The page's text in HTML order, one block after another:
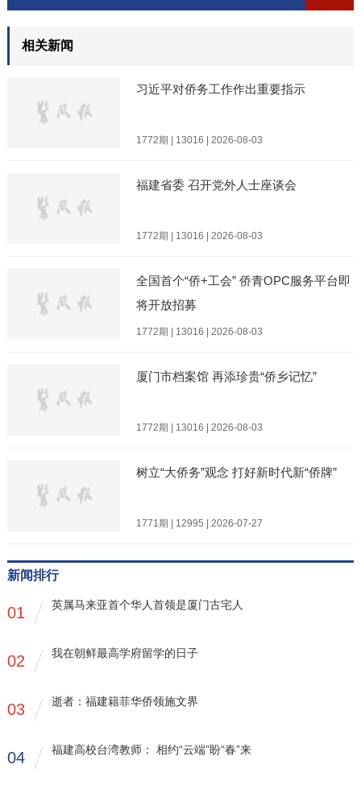
相关新闻
习近平对侨务工作作出重要指示
1772期 | 13016 | 2026-08-03
福建省委 召开党外人士座谈会
1772期 | 13016 | 2026-08-03
全国首个“侨+工会” 侨青OPC服务平台即
将开放招募
1772期 | 13016 | 2026-08-03
厦门市档案馆 再添珍贵“侨乡记忆”
1772期 | 13016 | 2026-08-03
树立“大侨务”观念 打好新时代新“侨牌”
1771期 | 12995 | 2026-07-27
新闻排行
01 英属马来亚首个华人首领是厦门古宅人
02 我在朝鲜最高学府留学的日子
03 逝者：福建籍菲华侨领施文界
04 福建高校台湾教师： 相约“云端”盼“春”来